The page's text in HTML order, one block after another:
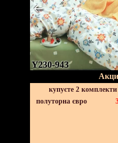
Y230-943
купуєте 2
полуторна євро